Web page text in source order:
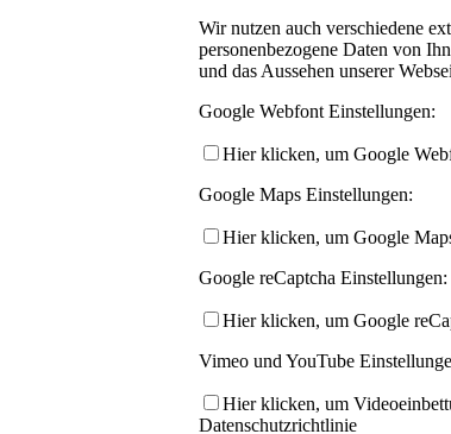
Wir nutzen auch verschiedene
personenbezogene Daten von
und das Aussehen unserer
Google Webfont Einstellungen:
Hier klicken, um Google
Google Maps Einstellungen:
Hier klicken, um Google
Google reCaptcha Einstellungen:
Hier klicken, um Google
Vimeo und YouTube
Hier klicken, um
Datenschutzrichtlinie